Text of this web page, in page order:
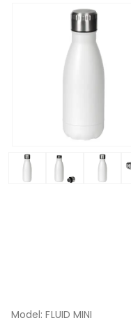
Model: FLUID MINI